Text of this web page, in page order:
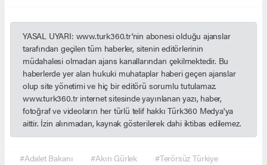
YASAL UYARI: www.turk360.tr'nin abonesi olduğu ajanslar
tarafından geçilen tüm haberler, sitenin editörlerinin
müdahalesi olmadan ajans kanallarından çekilmektedir. Bu
haberlerde yer alan hukuki muhataplar haberi geçen ajanslar
olup site yönetimi ve hiç bir editörü sorumlu tutulamaz.
www.turk360.tr internet sitesinde yayınlanan yazı, haber,
fotoğraf ve videoların her türlü telif hakkı Türk360 Medya'ya
aittir. İzin alınmadan, kaynak gösterilerek dahi iktibas edilemez.
#Adalet Bakanı #Akın Gürlek #Terörsüz Türkiye